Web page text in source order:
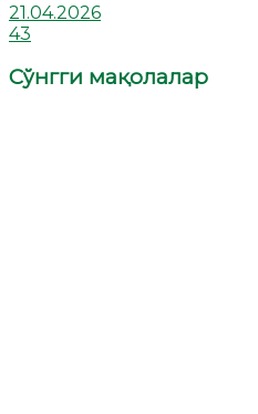
21.04.2026
43
Сўнгги мақолалар